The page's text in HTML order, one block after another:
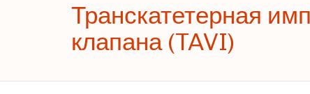
Транскатетерная
клапана (TAVI)